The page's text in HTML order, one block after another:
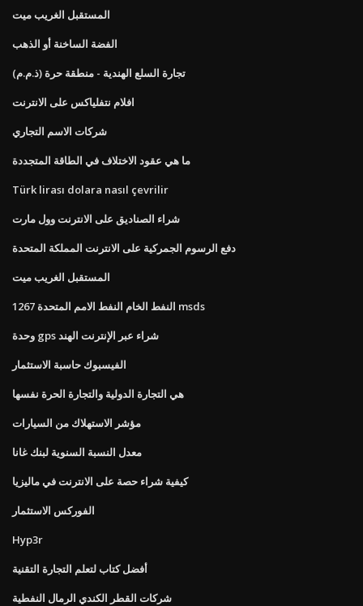
المستقبل الغريب ميت
الفضة الساخنة أو الذهب
تجارة السلع الهندية - منطقة حرة (ذ.م.م)
افلام نتفلياكس على الانترنت
شركات الاسم التجاري
ما هي عقود الاختلاف في الطاقة المتجددة
Türk lirası dolara nasıl çevrilir
شراء الصناديق على الانترنت وول مارت
دفع الرسوم الجمركية على الانترنت المملكة المتحدة
المستقبل الغريب ميت
النفط الخام النفط الامم المتحدة 1267 msds
وحدة gps شراء عبر الإنترنت الهند
الفيسبوك حاسبة الاستثمار
هي التجارة الدولية والتجارة الحرة نفسها
مؤشر الاستهلاك من السيارات
معدل النسبة السنوية لبنك غانا
كيفية شراء حصة على الانترنت في ماليزيا
الفوركس الاستثمار
Hyp3r
أفضل كتاب لتعلم التجارة التقنية
شركات القطر الكندي الرمال النفطية